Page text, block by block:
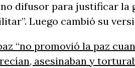
difusor para justificar la
Luego cambió su
“no promovió la paz
asesinaban y